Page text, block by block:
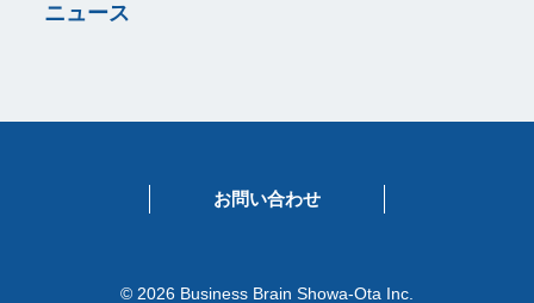
ニュース
お問い合わせ
© 2026 Business Brain Showa-Ota Inc.